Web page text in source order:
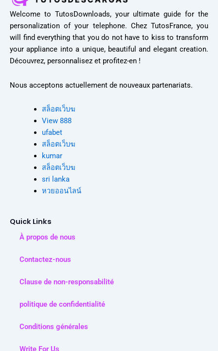
Welcome to TutosDownloads, your ultimate guide for the
personalization of your telephone. Chez TutosFrance, you
will find everything that you do not have to kiss to transform
your appliance into a unique, beautiful and elegant creation.
Découvrez, personnalisez et profitez-en !
Nous acceptons actuellement de nouveaux partenariats.
สล็อตเว็บฆ
View 888
ufabet
สล็อตเว็บฆ
kumar
สล็อตเว็บฆ
sri lanka
หวยออนไลน์
Quick Links
À propos de nous
Contactez-nous
Clause de non-responsabilité
politique de confidentialité
Conditions générales
Write For Us